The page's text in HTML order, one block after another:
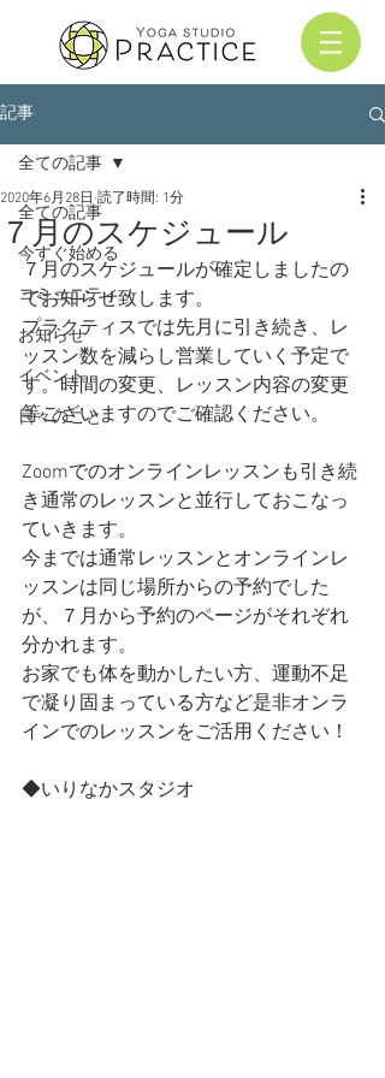
記事
全ての記事
今すぐ始める
コミュニティ
お知らせ
イベント
日々のこと
全ての記事
７月のスケジュール
2020年6月28日 読了時間: 1分
７月のスケジュールが確定しましたの
でお知らせ致します。
プラクティスでは先月に引き続き、レ
ッスン数を減らし営業していく予定で
す。時間の変更、レッスン内容の変更
等ございますのでご確認ください。
Zoomでのオンラインレッスンも引き続
き通常のレッスンと並行しておこなっ
ていきます。
今までは通常レッスンとオンラインレ
ッスンは同じ場所からの予約でした
が、７月から予約のページがそれぞれ
分かれます。
お家でも体を動かしたい方、運動不足
で凝り固まっている方など是非オンラ
インでのレッスンをご活用ください！
◆いりなかスタジオ